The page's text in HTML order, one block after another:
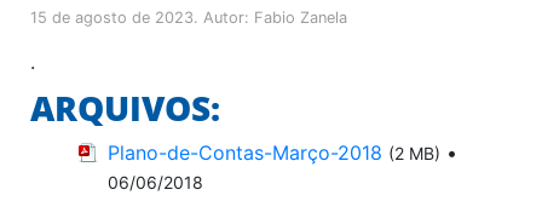
15 de agosto de 2023. Autor: Fabio Zanela
.
ARQUIVOS:
Plano-de-Contas-Março-2018 (2 MB) •
06/06/2018